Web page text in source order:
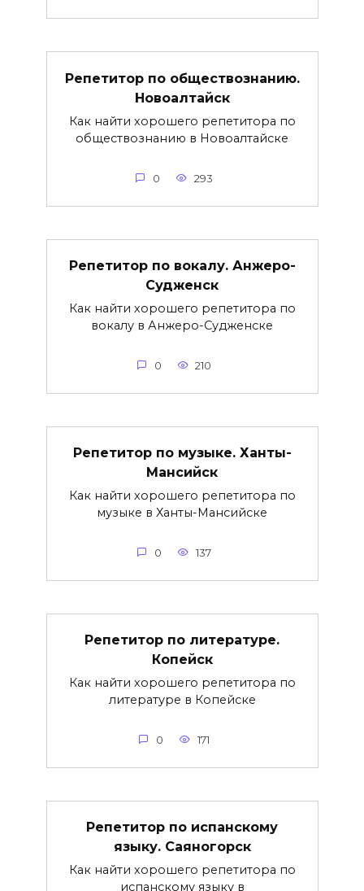
Репетитор по обществознанию.
Новоалтайск
Как найти хорошего репетитора по
обществознанию в Новоалтайске
0 293
Репетитор по вокалу. Анжеро-
Судженск
Как найти хорошего репетитора по
вокалу в Анжеро-Судженске
0 210
Репетитор по музыке. Ханты-
Мансийск
Как найти хорошего репетитора по
музыке в Ханты-Мансийске
0 137
Репетитор по литературе.
Копейск
Как найти хорошего репетитора по
литературе в Копейске
0 171
Репетитор по испанскому
языку. Саяногорск
Как найти хорошего репетитора по
испанскому языку в